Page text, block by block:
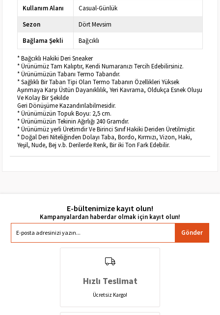
Kullanım Alanı
Casual-Günlük
Sezon
Dört Mevsim
Bağlama Şekli
Bağcıklı
* Bağcıklı Hakiki Deri Sneaker
* Ürünümüz Tam Kalıptır, Kendi Numaranızı Tercih Edebilirsiniz.
* Ürünümüzün Tabanı Termo Tabandır.
* Sağlıklı Bir Taban Tipi Olan Termo Tabanın Özellikleri Yüksek
Aşınmaya Karşı Üstün Dayanıklılık, Yeri Kavrama, Oldukça Esnek Oluşu
Ve Kolay Bir Şekilde
Geri Dönüşüme Kazandırılabilmesidir.
* Ürünümüzün Topuk Boyu: 2,5 cm.
* Ürünümüzün Tekinin Ağırlığı 240 Gramdır.
* Ürünümüz yerli Üretimdir Ve Birinci Sınıf Hakiki Deriden Üretilmiştir.
* Doğal Deri Niteliğinden Dolayı Taba, Bordo, Kırmızı, Vizon, Haki,
Yeşil, Nude, Bej v.b. Derilerde Renk, Bir iki Ton Fark Edebilir.
E-bültenimize kayıt olun!
Gönder
Hızlı Teslimat
Ücretsiz Kargo!